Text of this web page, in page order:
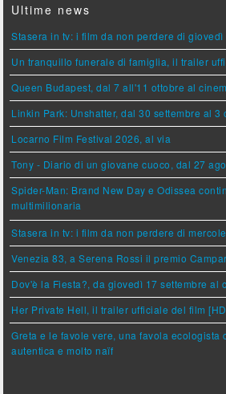
Ultime news
Stasera in tv: i film da non perdere di giovedì
Un tranquillo funerale di famiglia, il trailer
Queen Budapest, dal 7 all'11 ottobre al
Linkin Park: Unshatter, dal 30 settembre al 3
Locarno Film Festival 2026, al via
Tony - Diario di un giovane cuoco, dal 27
Spider-Man: Brand New Day e Odissea
multimilionaria
Stasera in tv: i film da non perdere di
Venezia 83, a Serena Rossi il premio
Dov'è la Fiesta?, da giovedì 17 settembre al
Her Private Hell, il trailer ufficiale del film
Greta e le favole vere, una favola ecologista
autentica e molto naïf